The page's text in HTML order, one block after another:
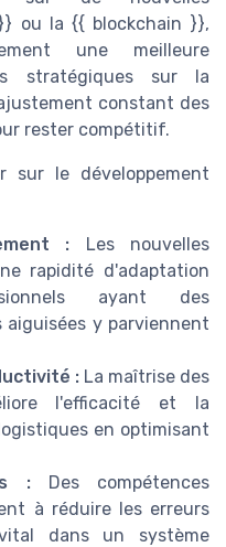
ou la {{ blockchain }},
une meilleure
stratégiques sur la
constant des
rester compétitif.
sur le développement
: Les nouvelles
rapidité d'adaptation
ayant des
aiguisées y parviennent
: La maîtrise des
l'efficacité et la
en optimisant
:Des compétences
à réduire les erreurs
dans un système